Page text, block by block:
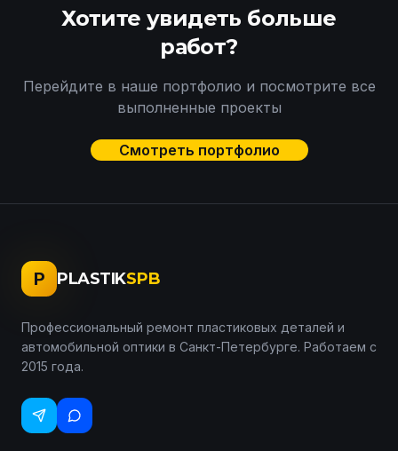
Хотите увидеть больше
работ?
Перейдите в наше портфолио и посмотрите все
выполненные проекты
Смотреть портфолио
P PLASTIKSPB
Профессиональный ремонт пластиковых деталей и
автомобильной оптики в Санкт-Петербурге. Работаем с
2015 года.